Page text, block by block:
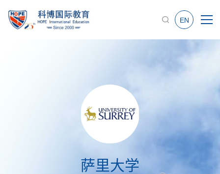
EN
萨里大学